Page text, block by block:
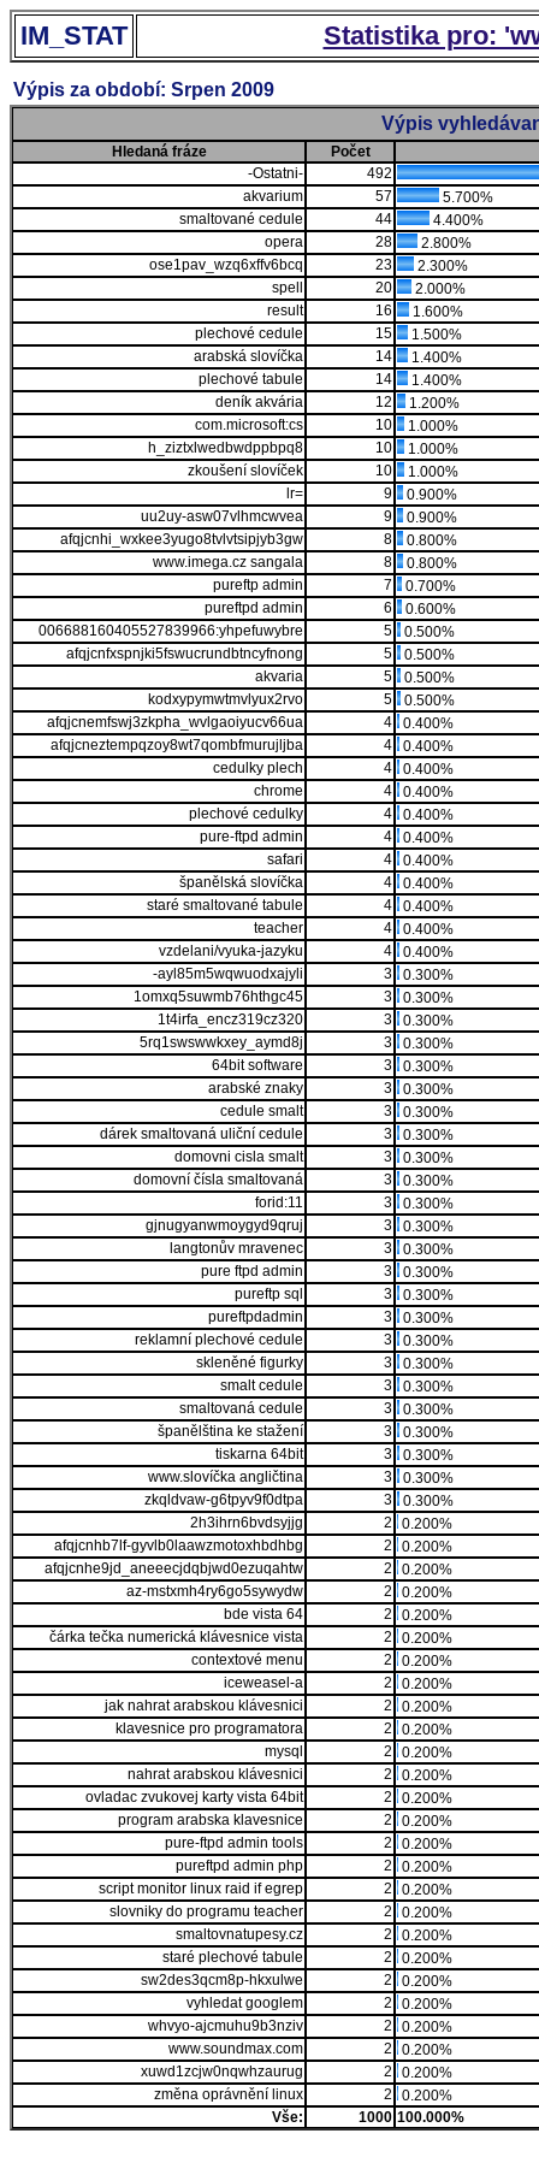
IM_STAT Statistika pro:
Výpis za období: Srpen 2009
Výpis
Hledaná fráze
Počet
-Ostatni-
492
akvarium
57
5.700%
smaltované cedule
44
4.400%
opera
28
2.800%
ose1pav_wzq6xffv6bcq
23
2.300%
spell
20
2.000%
result
16
1.600%
plechové cedule
15
1.500%
arabská slovíčka
14
1.400%
plechové tabule
14
1.400%
deník akvária
12
1.200%
com.microsoft:cs
10
1.000%
h_ziztxlwedbwdppbpq8
10
1.000%
zkoušení slovíček
10
1.000%
lr=
9
0.900%
uu2uy-asw07vlhmcwvea
9
0.900%
afqjcnhi_wxkee3yugo8tvlvtsipjyb3gw
8
0.800%
www.imega.cz sangala
8
0.800%
pureftp admin
7
0.700%
pureftpd admin
6
0.600%
006688160405527839966:yhpefuwybre
5
0.500%
afqjcnfxspnjki5fswucrundbtncyfnong
5
0.500%
akvaria
5
0.500%
kodxypymwtmvlyux2rvo
5
0.500%
afqjcnemfswj3zkpha_wvlgaoiyucv66ua
4
0.400%
afqjcneztempqzoy8wt7qombfmurujljba
4
0.400%
cedulky plech
4
0.400%
chrome
4
0.400%
plechové cedulky
4
0.400%
pure-ftpd admin
4
0.400%
safari
4
0.400%
španělská slovíčka
4
0.400%
staré smaltované tabule
4
0.400%
teacher
4
0.400%
vzdelani/vyuka-jazyku
4
0.400%
-ayl85m5wqwuodxajyli
3
0.300%
1omxq5suwmb76hthgc45
3
0.300%
1t4irfa_encz319cz320
3
0.300%
5rq1swswwkxey_aymd8j
3
0.300%
64bit software
3
0.300%
arabské znaky
3
0.300%
cedule smalt
3
0.300%
dárek smaltovaná uliční cedule
3
0.300%
domovni cisla smalt
3
0.300%
domovní čísla smaltovaná
3
0.300%
forid:11
3
0.300%
gjnugyanwmoygyd9qruj
3
0.300%
langtonův mravenec
3
0.300%
pure ftpd admin
3
0.300%
pureftp sql
3
0.300%
pureftpdadmin
3
0.300%
reklamní plechové cedule
3
0.300%
skleněné figurky
3
0.300%
smalt cedule
3
0.300%
smaltovaná cedule
3
0.300%
španělština ke stažení
3
0.300%
tiskarna 64bit
3
0.300%
www.slovíčka angličtina
3
0.300%
zkqldvaw-g6tpyv9f0dtpa
3
0.300%
2h3ihrn6bvdsyjjg
2
0.200%
afqjcnhb7lf-gyvlb0laawzmotoxhbdhbg
2
0.200%
afqjcnhe9jd_aneeecjdqbjwd0ezuqahtw
2
0.200%
az-mstxmh4ry6go5sywydw
2
0.200%
bde vista 64
2
0.200%
čárka tečka numerická klávesnice vista
2
0.200%
contextové menu
2
0.200%
iceweasel-a
2
0.200%
jak nahrat arabskou klávesnici
2
0.200%
klavesnice pro programatora
2
0.200%
mysql
2
0.200%
nahrat arabskou klávesnici
2
0.200%
ovladac zvukovej karty vista 64bit
2
0.200%
program arabska klavesnice
2
0.200%
pure-ftpd admin tools
2
0.200%
pureftpd admin php
2
0.200%
script monitor linux raid if egrep
2
0.200%
slovniky do programu teacher
2
0.200%
smaltovnatupesy.cz
2
0.200%
staré plechové tabule
2
0.200%
sw2des3qcm8p-hkxulwe
2
0.200%
vyhledat googlem
2
0.200%
whvyo-ajcmuhu9b3nziv
2
0.200%
www.soundmax.com
2
0.200%
xuwd1zcjw0nqwhzaurug
2
0.200%
změna oprávnění linux
2
0.200%
Vše:
1000 100.000%